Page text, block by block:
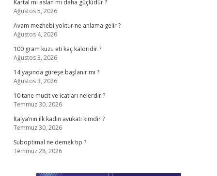
Kartal mı aslan mı daha güçlüdür ?
Ağustos 5, 2026
Avam mezhebi yoktur ne anlama gelir ?
Ağustos 4, 2026
100 gram kuzu eti kaç kaloridir ?
Ağustos 3, 2026
14 yaşında güreşe başlanır mı ?
Ağustos 3, 2026
10 tane mucit ve icatları nelerdir ?
Temmuz 30, 2026
İtalya’nın ilk kadın avukatı kimdir ?
Temmuz 30, 2026
Suboptimal ne demek tıp ?
Temmuz 28, 2026